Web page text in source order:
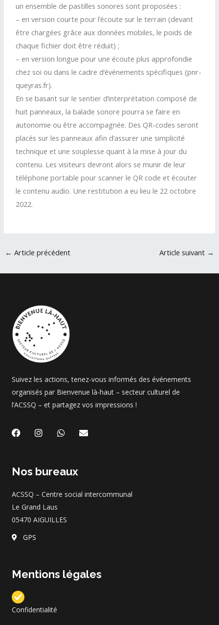
un ensemble de pastilles sonores sont proposées :
– en version courte pour l’écoute sur le terrain (devant
être chargées grâce aux données mobiles, le poids de
chaque fichier doit être réduit) ;
– en version longue pour une écoute plus approfondie
chez soi ou dans le cadre d’événements spécifiques (pnr-
queyras.fr).
En se basant sur le sentier d’interprétation composé de
huit panneaux, la balade sonore pourra se faire en
autonomie ou être accompagnée. Des QR-codes seront
placés sur les panneaux afin d’assurer une simplicité
technique et une souplesse quant à la mise à jour du
contenu. Les visiteurs devront alors se munir de leur
téléphone portable pour scanner le QR code et écouter
le contenu audio. Une restitution a eu lieu le 22 octobre
2022.
← Article précédent Article suivant →
Suivez les actions, tenez-vous informés des événements
organisés par Bienvenue là-haut – secteur culturel de
l’ACSSQ – et partagez vos impressions !
F
a
b
o
k
I
n
a
g
a
m
W
h
s
a
p
E
e
Nos bureaux
ACSSQ – Centre social intercommunal
Le Grand Laus
05470 AIGUILLES
GPS
Mentions légales
Confidentialité